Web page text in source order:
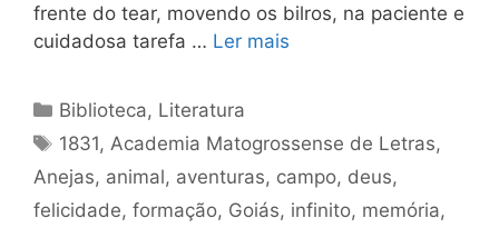
frente do tear, movendo os bilros, na paciente e
cuidadosa tarefa … Ler mais
Categorias
Biblioteca, Literatura
Tags
1831, Academia Matogrossense de Letras,
Anejas, animal, aventuras, campo, deus,
felicidade, formação, Goiás, infinito, memória,